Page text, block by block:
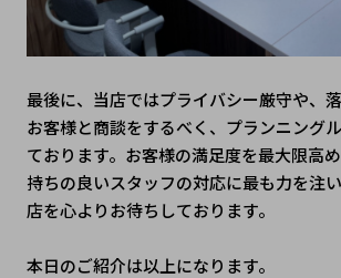
最後に、当店ではプライバシー厳守や、
お客様と商談をするべく、プランニング
ております。お客様の満足度を最大限高
持ちの良いスタッフの対応に最も力を注
店を心よりお待ちしております。
本日のご紹介は以上になります。